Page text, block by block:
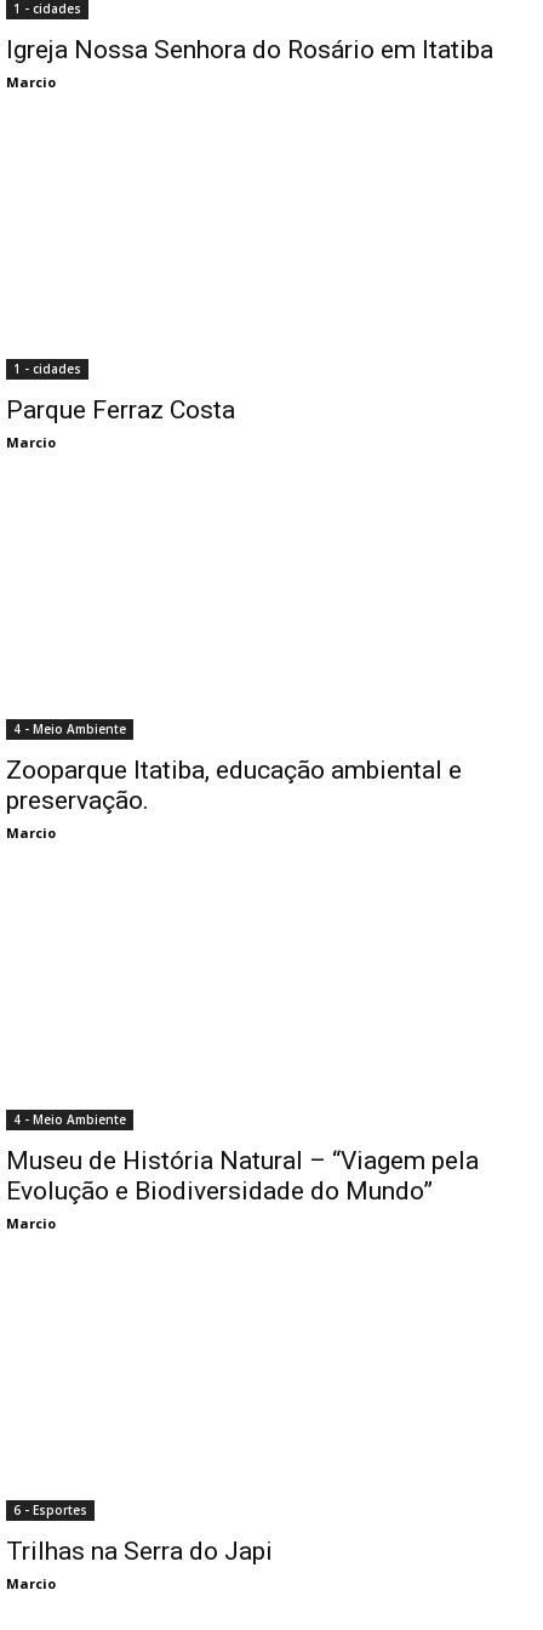
1 - cidades
Igreja Nossa Senhora do Rosário em Itatiba
Marcio
1 - cidades
Parque Ferraz Costa
Marcio
4 - Meio Ambiente
Zooparque Itatiba, educação ambiental e
preservação.
Marcio
4 - Meio Ambiente
Museu de História Natural – “Viagem pela
Evolução e Biodiversidade do Mundo”
Marcio
6 - Esportes
Trilhas na Serra do Japi
Marcio